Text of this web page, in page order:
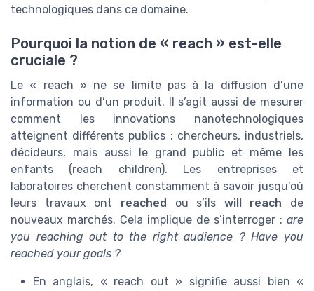
technologiques dans ce domaine.
Pourquoi la notion de « reach » est-elle
cruciale ?
Le « reach » ne se limite pas à la diffusion d’une
information ou d’un produit. Il s’agit aussi de mesurer
comment les innovations nanotechnologiques
atteignent différents publics : chercheurs, industriels,
décideurs, mais aussi le grand public et même les
enfants (reach children). Les entreprises et
laboratoires cherchent constamment à savoir jusqu’où
leurs travaux ont reached ou s’ils will reach de
nouveaux marchés. Cela implique de s’interroger : are
you reaching out to the right audience ? Have you
reached your goals ?
En anglais, « reach out » signifie aussi bien «